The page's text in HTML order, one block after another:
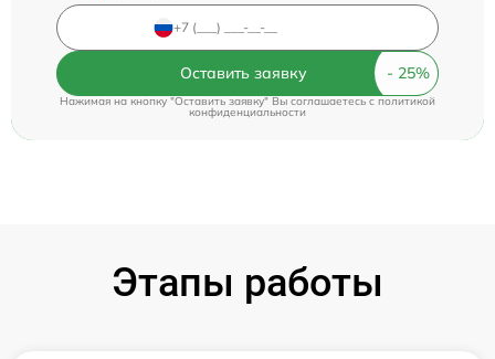
Оставить заявку
Нажимая на кнопку "Оставить заявку" Вы соглашаетесь cполитикой
конфиденциальности
Этапы работы